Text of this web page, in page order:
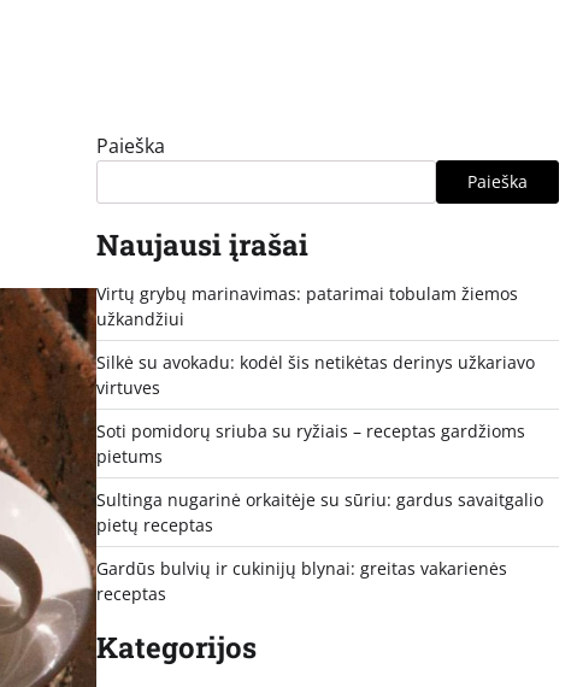
Paieška
Paieška
Naujausi įrašai
Virtų grybų marinavimas: patarimai tobulam žiemos
užkandžiui
Silkė su avokadu: kodėl šis netikėtas derinys užkariavo
virtuves
Soti pomidorų sriuba su ryžiais – receptas gardžioms
pietums
Sultinga nugarinė orkaitėje su sūriu: gardus savaitgalio
pietų receptas
Gardūs bulvių ir cukinijų blynai: greitas vakarienės
receptas
Kategorijos